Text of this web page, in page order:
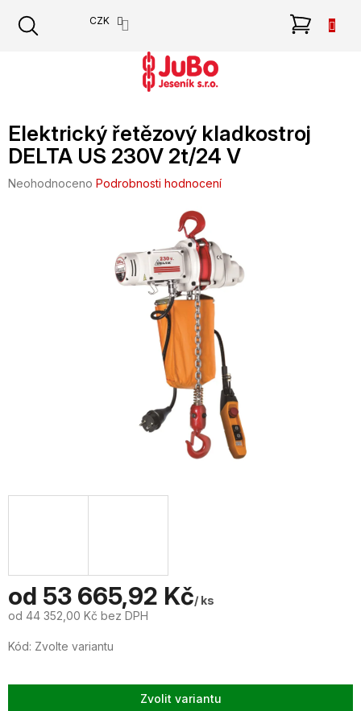
obsah
CZK
Elektrický řetězový kladkostroj
DELTA US 230V 2t/24 V
Průměrné
Neohodnoceno Podrobnosti hodnocení
od 53 665,92 Kč/ ks
od 44 352,00 Kč bez DPH
cena:
Kód: Zvolte variantu
Zvolit variantu